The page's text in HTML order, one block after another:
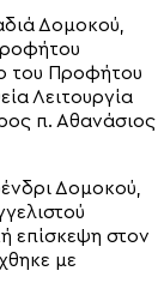
Δομοκού,
του Προφήτου
Λειτουργία
π. Αθανάσιος
Δομοκού,
επίσκεψη στον
με